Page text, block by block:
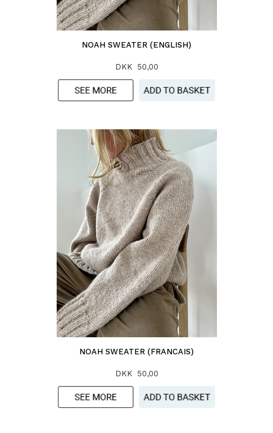
NOAH SWEATER (ENGLISH)
DKK 50,00
NOAH SWEATER (FRANCAIS)
DKK 50,00